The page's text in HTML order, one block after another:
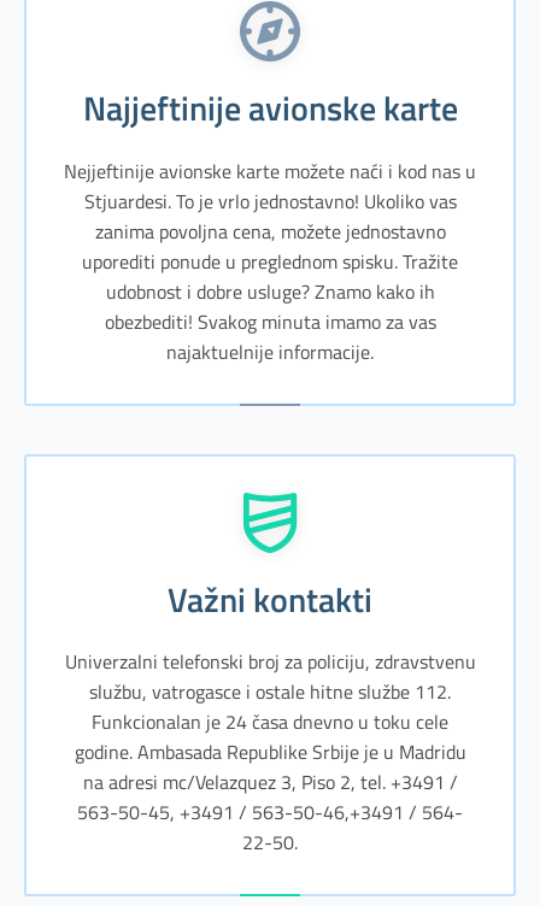
Najjeftinije avionske karte
Nejjeftinije avionske karte možete naći i kod nas u
Stjuardesi. To je vrlo jednostavno! Ukoliko vas
zanima povoljna cena, možete jednostavno
uporediti ponude u preglednom spisku. Tražite
udobnost i dobre usluge? Znamo kako ih
obezbediti! Svakog minuta imamo za vas
najaktuelnije informacije.
Važni kontakti
Univerzalni telefonski broj za policiju, zdravstvenu
službu, vatrogasce i ostale hitne službe 112.
Funkcionalan je 24 časa dnevno u toku cele
godine. Ambasada Republike Srbije je u Madridu
na adresi mc/Velazquez 3, Piso 2, tel. +3491 /
563-50-45, +3491 / 563-50-46,+3491 / 564-
22-50.